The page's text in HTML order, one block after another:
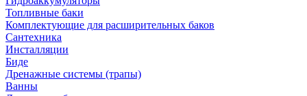
Топливные баки
Комплектующие для расширительных баков
Сантехника
Инсталляции
Биде
Дренажные системы (трапы)
Ванны